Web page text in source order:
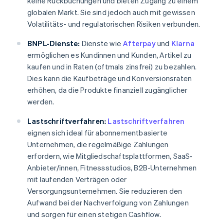
globalen Markt. Sie sind jedoch auch mit gewissen
Volatilitäts- und regulatorischen Risiken verbunden.
BNPL-Dienste: Dienste wieAfterpayund Klarna
ermöglichen es Kundinnen und Kunden, Artikel zu
kaufen und in Raten (oftmals zinsfrei) zu bezahlen.
Dies kann die Kaufbeträge und Konversionsraten
erhöhen, da die Produkte finanziell zugänglicher
werden.
Lastschriftverfahren: Lastschriftverfahren
eignen sich ideal für abonnementbasierte
Unternehmen, die regelmäßige Zahlungen
erfordern, wie Mitgliedschaftsplattformen, SaaS-
Anbieter/innen, Fitnessstudios, B2B-Unternehmen
mit laufenden Verträgen oder
Versorgungsunternehmen. Sie reduzieren den
Aufwand bei der Nachverfolgung von Zahlungen
und sorgen für einen stetigen Cashflow.